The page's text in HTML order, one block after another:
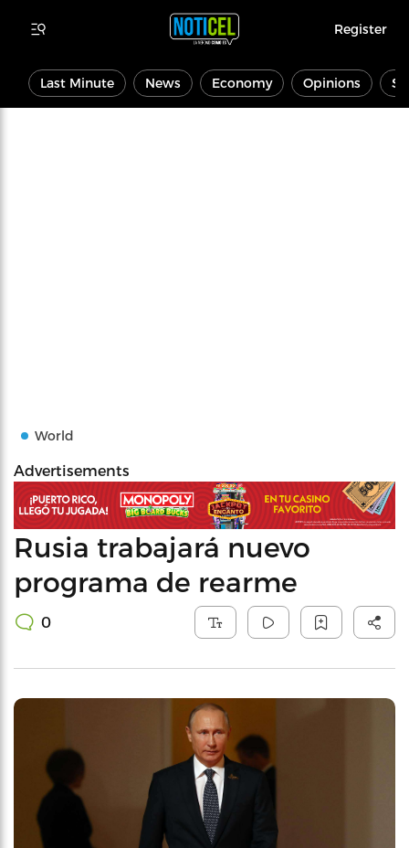
Register
Last Minute News Economy Opinions
World
Advertisements
Rusia trabajará nuevo
programa de rearme
0